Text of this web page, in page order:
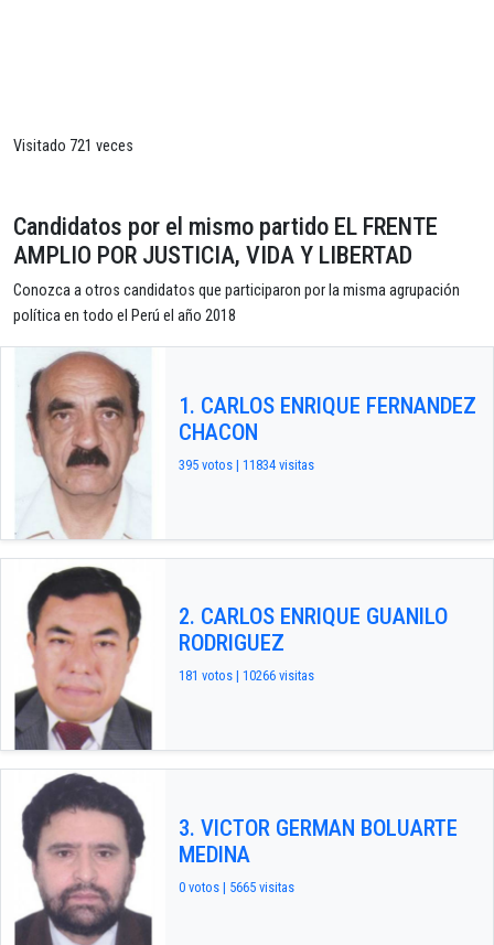
Visitado 721 veces
Candidatos por el mismo partido EL FRENTE
AMPLIO POR JUSTICIA, VIDA Y LIBERTAD
Conozca a otros candidatos que participaron por la misma agrupación
política en todo el Perú el año 2018
1. CARLOS ENRIQUE FERNANDEZ
CHACON
395 votos | 11834 visitas
2. CARLOS ENRIQUE GUANILO
RODRIGUEZ
181 votos | 10266 visitas
3. VICTOR GERMAN BOLUARTE
MEDINA
0 votos | 5665 visitas